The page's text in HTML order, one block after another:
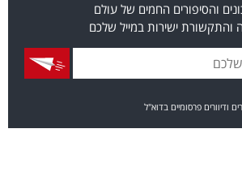
והסיפורים החמים של עולם
והתקשורת ישירות במייל שלכם
ודיוורים פרסומיים בדוא"ל